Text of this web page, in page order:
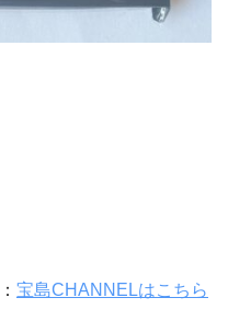
： 宝島CHANNELはこちら